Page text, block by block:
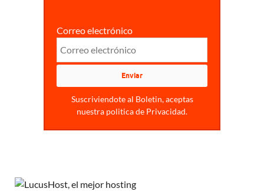
Correo electrónico
Suscriviendote al Boletin, aceptas
nuestra politica de Privacidad.